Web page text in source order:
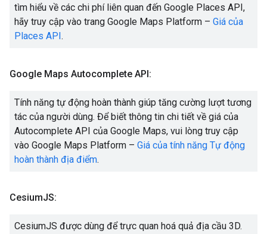
tìm hiểu về các chi phí liên quan đến Google Places API,
hãy truy cập vào trang Google Maps Platform – Giá của
Places API .
Google Maps Autocomplete API:
Tính năng tự động hoàn thành giúp tăng cường lượt tương
tác của người dùng. Để biết thông tin chi tiết về giá của
Autocomplete API của Google Maps, vui lòng truy cập
vào Google Maps Platform – Giá của tính năng Tự động
hoàn thành địa điểm.
CesiumJS:
CesiumJS được dùng để trực quan hoá quả địa cầu 3D.